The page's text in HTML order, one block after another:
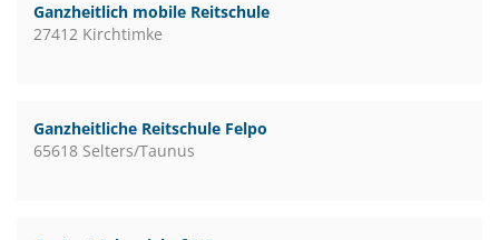
Ganzheitlich mobile Reitschule
27412 Kirchtimke
Ganzheitliche Reitschule Felpo
65618 Selters/Taunus